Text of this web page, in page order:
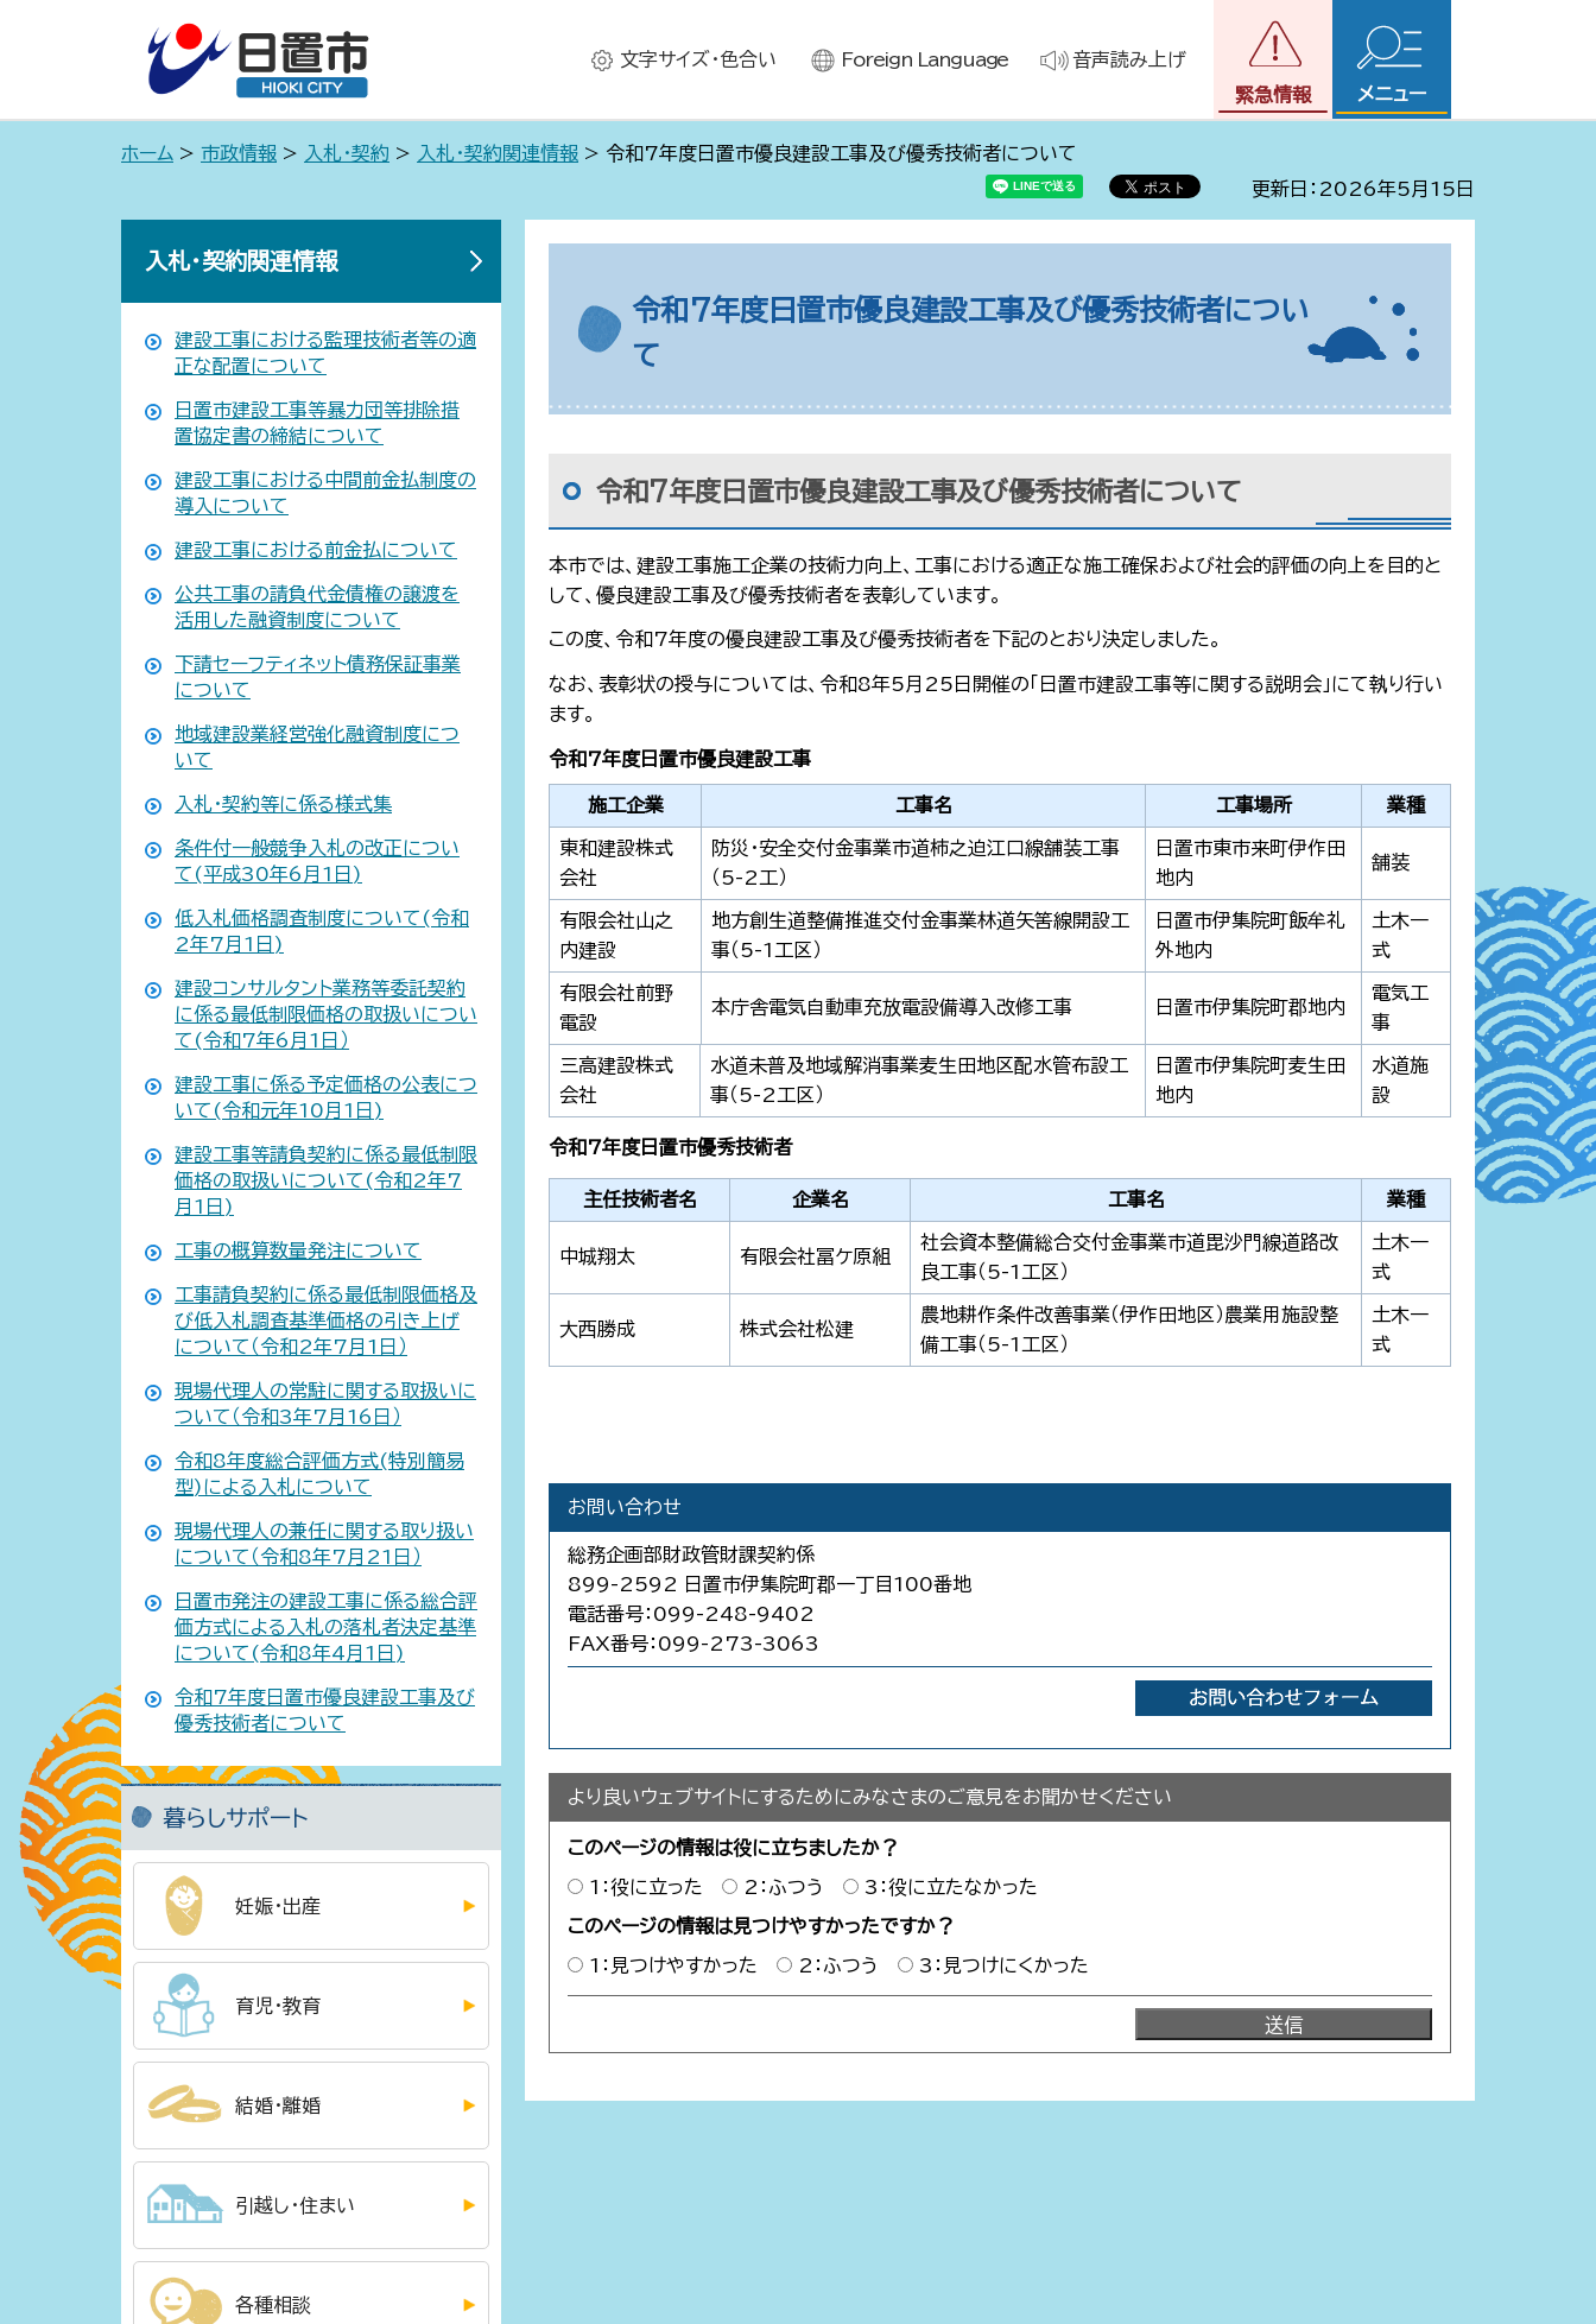
文字サイズ・色合い Foreign Language
音声読み上げ
緊急情報
メニュー
ホーム > 市政情報 > 入札・契約 > 入札・契約関連情報 > 令和7年度日置市優良建設工事及び優秀技術者について
更新日：2026年5月15日
入札・契約関連情報
建設工事における監理技術者等の適
正な配置について
日置市建設工事等暴力団等排除措
置協定書の締結について
建設工事における中間前金払制度の
導入について
建設工事における前金払について
公共工事の請負代金債権の譲渡を
活用した融資制度について
下請セーフティネット債務保証事業
について
地域建設業経営強化融資制度につ
いて
入札・契約等に係る様式集
条件付一般競争入札の改正につい
て(平成30年6月1日)
低入札価格調査制度について(令和
2年7月1日)
建設コンサルタント業務等委託契約
に係る最低制限価格の取扱いについ
て(令和7年6月1日）
建設工事に係る予定価格の公表につ
いて(令和元年10月1日)
建設工事等請負契約に係る最低制限
価格の取扱いについて(令和2年7
月1日)
工事の概算数量発注について
工事請負契約に係る最低制限価格及
び低入札調査基準価格の引き上げ
について（令和2年7月1日）
現場代理人の常駐に関する取扱いに
ついて（令和3年7月16日）
令和8年度総合評価方式(特別簡易
型)による入札について
現場代理人の兼任に関する取り扱い
について（令和8年7月21日）
日置市発注の建設工事に係る総合評
価方式による入札の落札者決定基準
について(令和8年4月1日)
令和7年度日置市優良建設工事及び
優秀技術者について
暮らしサポート
妊娠・出産
育児・教育
結婚・離婚
引越し・住まい
各種相談
令和7年度日置市優良建設工事及び優秀技術者につい
て
令和7年度日置市優良建設工事及び優秀技術者について
本市では、建設工事施工企業の技術力向上、工事における適正な施工確保および社会的評価の向上を目的と
して、優良建設工事及び優秀技術者を表彰しています。
この度、令和7年度の優良建設工事及び優秀技術者を下記のとおり決定しました。
なお、表彰状の授与については、令和8年5月25日開催の「日置市建設工事等に関する説明会」にて執り行い
ます。
令和7年度日置市優良建設工事
施工企業 工事名 工事場所 業種
東和建設株式
会社
防災・安全交付金事業市道柿之迫江口線舗装工事
（5-2工）
日置市東市来町伊作田
地内
舗装
有限会社山之
内建設
地方創生道整備推進交付金事業林道矢筈線開設工
事（5-1工区）
日置市伊集院町飯牟礼
外地内
土木一
式
有限会社前野
電設
本庁舎電気自動車充放電設備導入改修工事 日置市伊集院町郡地内
電気工
事
三高建設株式
会社
水道未普及地域解消事業麦生田地区配水管布設工
事（5-2工区）
日置市伊集院町麦生田
地内
水道施
設
令和7年度日置市優秀技術者
主任技術者名 企業名 工事名 業種
中城翔太 有限会社冨ケ原組
社会資本整備総合交付金事業市道毘沙門線道路改
良工事（5-1工区）
土木一
式
大西勝成 株式会社松建
農地耕作条件改善事業（伊作田地区）農業用施設整
備工事（5-1工区）
土木一
式
お問い合わせ
総務企画部財政管財課契約係
899-2592 日置市伊集院町郡一丁目100番地
電話番号：099-248-9402
FAX番号：099-273-3063
より良いウェブサイトにするためにみなさまのご意見をお聞かせください
このページの情報は役に立ちましたか？
1：役に立った 2：ふつう 3：役に立たなかった
このページの情報は見つけやすかったですか？
1：見つけやすかった 2：ふつう 3：見つけにくかった